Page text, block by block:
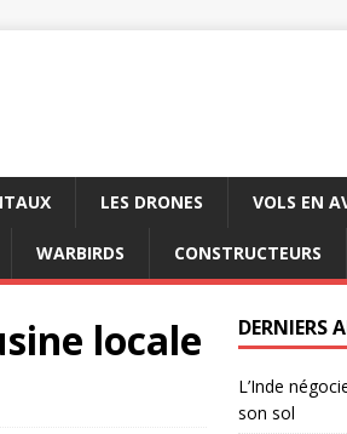
LES DRONES VOLS EN
WARBIRDS CONSTRUCTEURS
locale
DERNIERS
L’Inde
son sol